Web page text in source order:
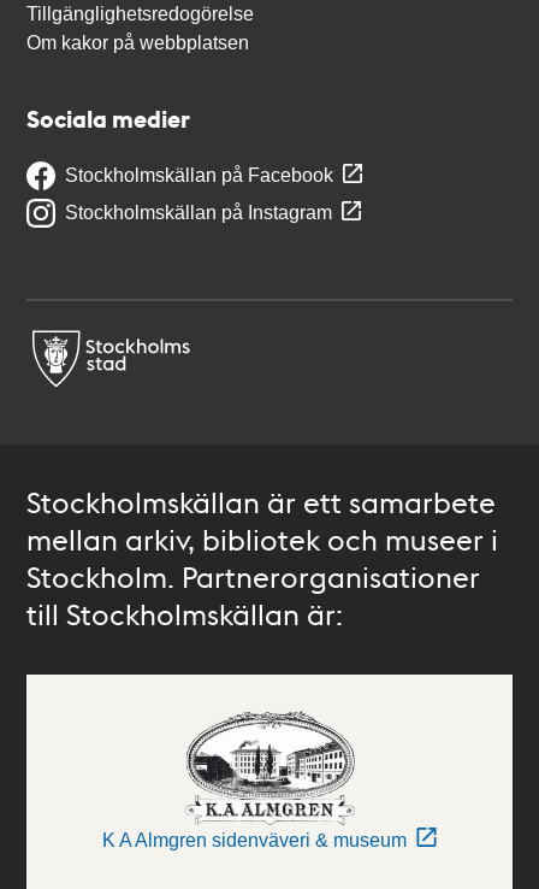
Tillgänglighetsredogörelse
Om kakor på webbplatsen
Sociala medier
Stockholmskällan på Facebook
Stockholmskällan på Instagram
Stockholmskällan är ett samarbete
mellan arkiv, bibliotek och museer i
Stockholm. Partnerorganisationer
till Stockholmskällan är:
K A Almgren sidenväveri & museum